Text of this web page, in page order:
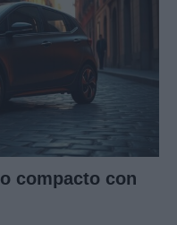
compacto con